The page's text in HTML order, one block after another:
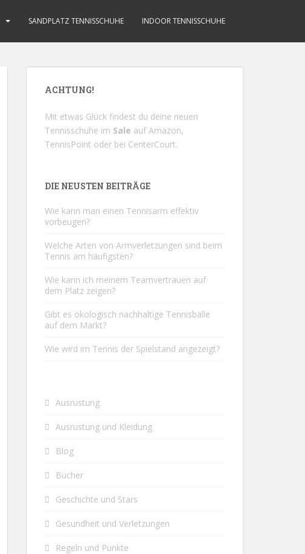
SANDPLATZ TENNISSCHUHE INDOOR TENNISSCHUHE
ACHTUNG!
Mit etwas Glück findest du deine neuen
Tennisschuhe im Sale aufAmazon,
TennisPoint oder bei CenterCourt.
DIE NEUSTEN BEITRÄGE
Wie kann man einen Tennisarm effektiv
vorbeugen?
Welche Arten von Armverletzungen sind beim
Tennis am häufigsten?
Wie kann ich meinem Teamvertrauen auf
dem Platz zeigen?
Gibt es ökologisch nachhaltige Tennisbälle
auf dem Markt?
Wie wird im Tennis der Spielstand angezeigt?
Ausrüstung
Ausrüstung und Kleidung
Blog
Bücher
Geschichte und Stars
Gesundheit und Verletzungen
Regeln und Punkte